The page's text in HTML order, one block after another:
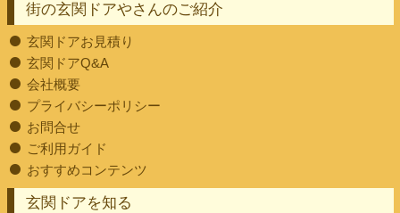
街の玄関ドアやさんのご紹介
玄関ドアお見積り
玄関ドアQ&A
会社概要
プライバシーポリシー
お問合せ
ご利用ガイド
おすすめコンテンツ
玄関ドアを知る